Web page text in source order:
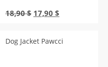
18,90$ Original
18,90 $.
17,90 $
17,90 $.
Dog Jacket Pawcci